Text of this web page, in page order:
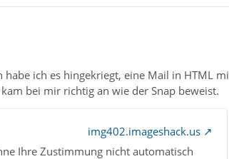
habe ich es hingekriegt, eine Mail in HTML
bei mir richtig an wie der Snap beweist.
img402.imageshack.us
Ihre Zustimmung nicht automatisch